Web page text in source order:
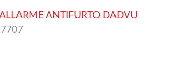
ANTIFURTO DADVU